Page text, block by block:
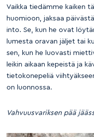
Vaikka tiedämme kaiken
huomioon, jaksaa
into. Se, kun he ovat
lumesta oravan jäljet tai
sen, kun he luovasti
leikin aikaan kepeistä ja
tietokonepeliä
on luonnossa.
Vahvuusvariksen pää